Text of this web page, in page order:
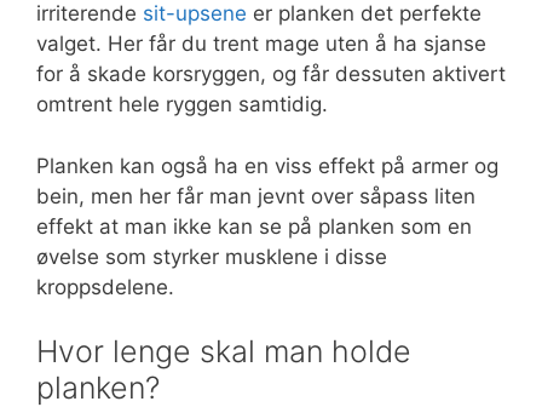
irriterende sit-upsene er planken det perfekte
valget. Her får du trent mage uten å ha sjanse
for å skade korsryggen, og får dessuten aktivert
omtrent hele ryggen samtidig.
Planken kan også ha en viss effekt på armer og
bein, men her får man jevnt over såpass liten
effekt at man ikke kan se på planken som en
øvelse som styrker musklene i disse
kroppsdelene.
Hvor lenge skal man holde
planken?